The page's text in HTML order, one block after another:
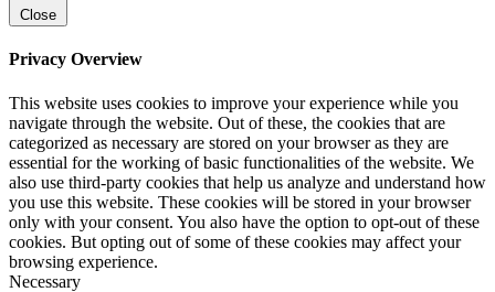
Close
Privacy Overview
This website uses cookies to improve your experience while you
navigate through the website. Out of these, the cookies that are
categorized as necessary are stored on your browser as they are
essential for the working of basic functionalities of the website. We
also use third-party cookies that help us analyze and understand how
you use this website. These cookies will be stored in your browser
only with your consent. You also have the option to opt-out of these
cookies. But opting out of some of these cookies may affect your
browsing experience.
Necessary